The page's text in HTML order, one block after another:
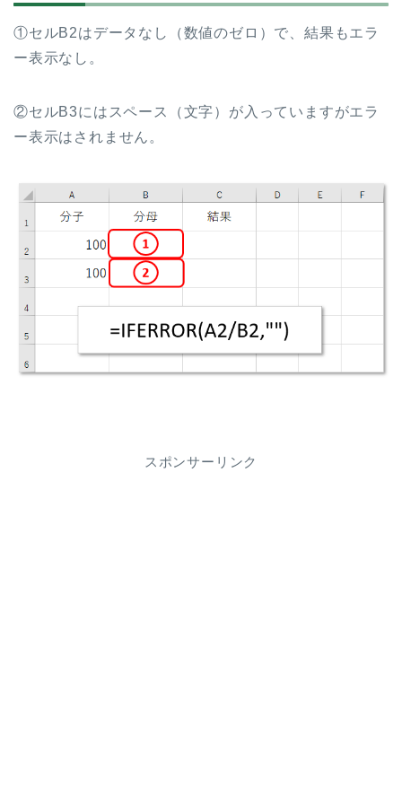
①セルB2はデータなし（数値のゼロ）で、結果もエラ
ー表示なし。
②セルB3にはスペース（文字）が入っていますがエラ
ー表示はされません。
スポンサーリンク